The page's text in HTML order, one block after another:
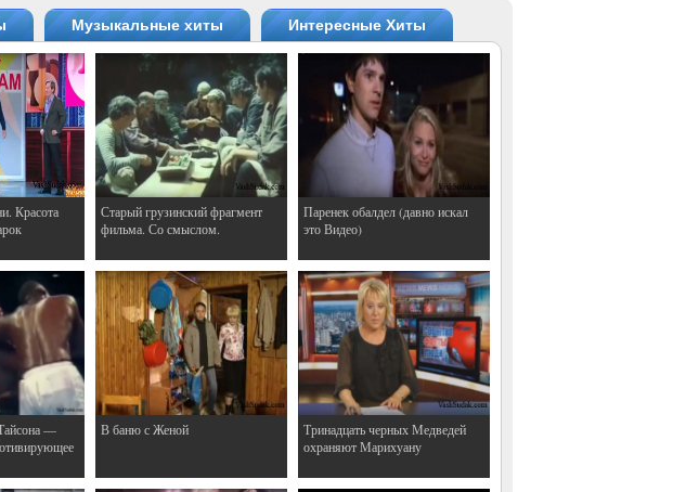
Музыкальные хиты Интересные Хиты
Красота
Старый грузинский фрагмент
фильма. Со смыслом.
Паренек обалдел (давно искал
это Видео)
—
В баню с Женой
Тринадцать черных Медведей
охраняют Марихуану